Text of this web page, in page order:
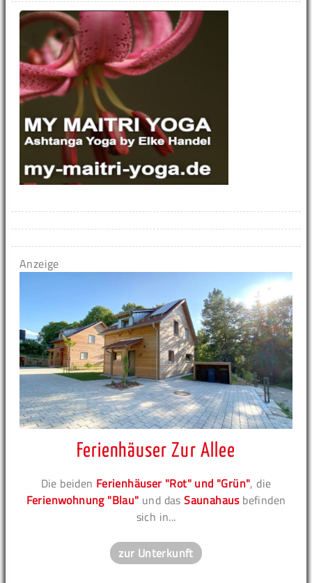
Anzeige
Ferienhäuser Zur Allee
Die beiden Ferienhäuser "Rot" und "Grün", die
Ferienwohnung "Blau" und dasSaunahausbefinden
sich in...
zur Unterkunft